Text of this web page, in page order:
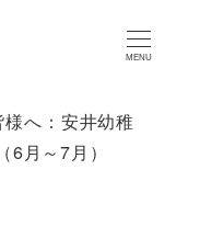
MENU
へ：安井幼稚
月～7月）